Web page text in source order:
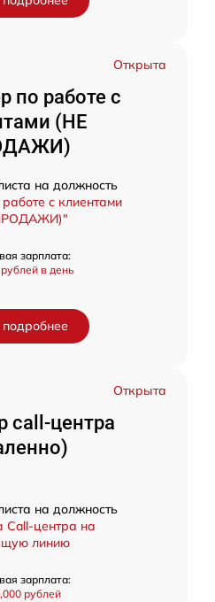
Открыта
по работе с
(НЕ
на должность
с клиентами
зарплата:
в день
подробнее
Открыта
call-центра
на должность
Call-центра на
линию
зарплата:
рублей